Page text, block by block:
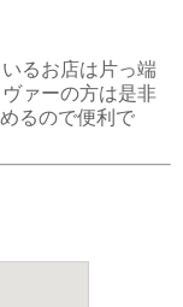
るお店は片っ端
ァーの方は是非
るので便利で